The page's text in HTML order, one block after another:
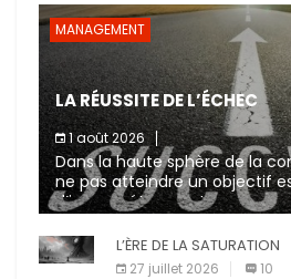
MANAGEMENT
LA RÉUSSITE DE L’ÉCHEC
1 août 2026
Dans la haute sphère de la
ne pas atteindre un objectif
d’incompétence et une
diverses (avertissement, […]
L’ÈRE DE LA SATURATION
27 juillet 2026 10